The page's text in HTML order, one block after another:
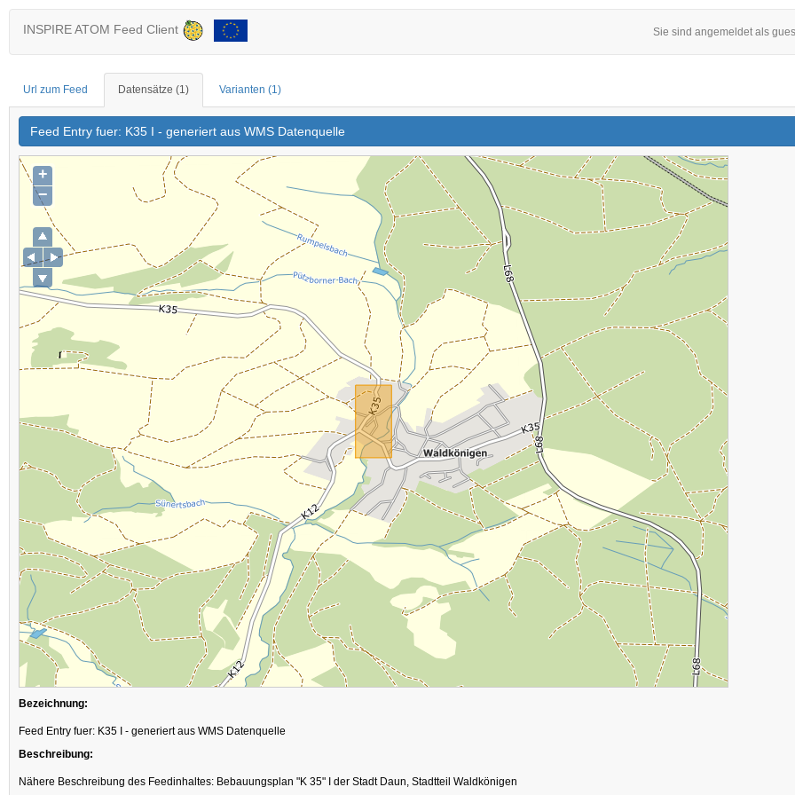
INSPIRE ATOM Feed Client Sie sind angemeldet als
Url zum Feed Datensätze (1) Varianten (1)
Feed Entry fuer: K35 I - generiert aus WMS Datenquelle
+
−
Bezeichnung:
Feed Entry fuer: K35 I - generiert aus WMS Datenquelle
Beschreibung:
Nähere Beschreibung des Feedinhaltes: Bebauungsplan "K 35" I der Stadt Daun, Stadtteil Waldkönigen